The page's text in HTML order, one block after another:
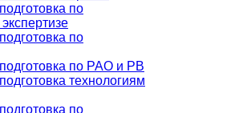
по
по
по РАО и РВ
технологиям
по